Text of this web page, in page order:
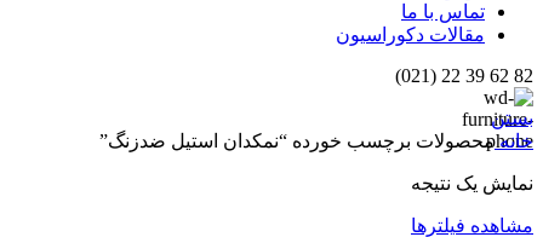
تماس با ما
مقالات دکوراسیون
82 62 39 22 (021)
بستن
خانهمحصولات برچسب خورده “نمکدان استیل ضدزنگ”
نمایش یک نتیجه
مشاهده فیلترها